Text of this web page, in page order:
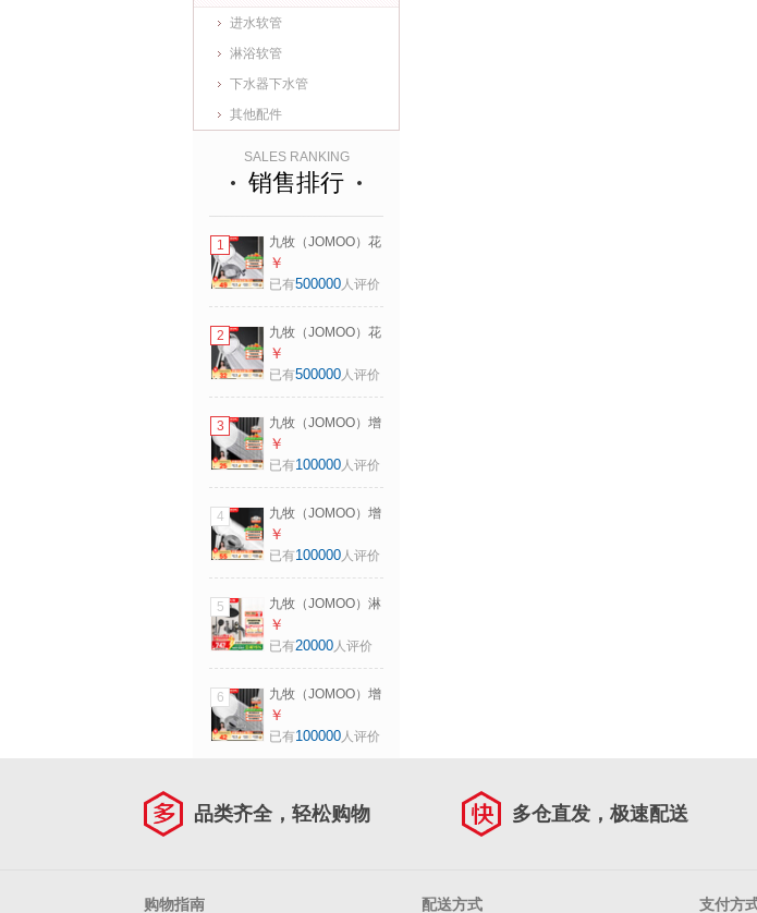
进水软管
淋浴软管
下水器下水管
其他配件
SALES RANKING
销售排行
1
九牧（JOMOO）花
洒喷头全套家用增
压洗澡淋浴莲蓬头
洒【过滤净水】+软
管1.5米
￥
已有500000人评价
2
九牧（JOMOO）花
洒喷头全套家用增
压洗澡淋浴莲蓬头
洒喷头【过滤净
水】
￥
已有500000人评价
3
九牧（JOMOO）增
压花洒喷头除垢手
持淋浴喷头软管套
喷头【雅白色】
￥
已有100000人评价
4
九牧（JOMOO）增
压花洒喷头除垢手
持淋浴喷头软管套
S182013+软管
（1.5米）
￥
已有100000人评价
5
九牧（JOMOO）淋
浴花洒全套装四出
水增压喷枪淋雨器
色】自动除垢花洒
36647
￥
已有20000人评价
6
九牧（JOMOO）增
压花洒喷头除垢手
持淋浴喷头软管套
（1.5米）
￥
已有100000人评价
品类齐全，轻松购物 多仓直发，极速配送
购物指南 配送方式 支付方